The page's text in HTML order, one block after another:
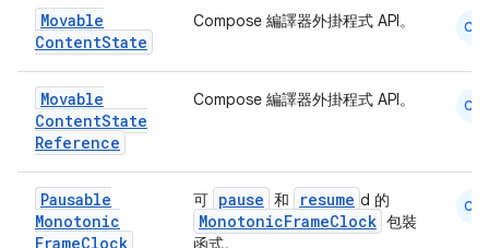
Movable
ContentState
Compose 編譯器外掛程式 API。 CM
Movable
ContentState
Reference
Compose 編譯器外掛程式 API。 CM
Pausable
Monotonic
FrameClock
可 pause 和 resume d 的
MonotonicFrameClock 包裝
函式。
CM